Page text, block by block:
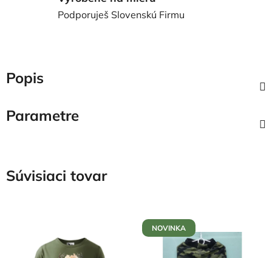
Podporuješ Slovenskú Firmu
Popis
Parametre
Súvisiaci tovar
NOVINKA